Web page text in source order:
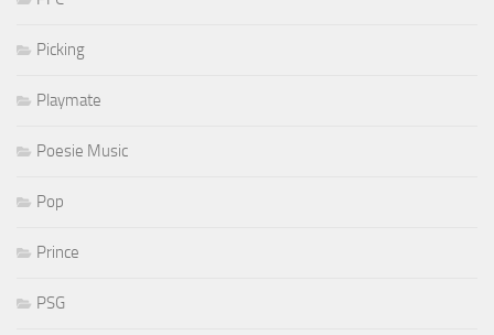
Picking
Playmate
Poesie Music
Pop
Prince
PSG